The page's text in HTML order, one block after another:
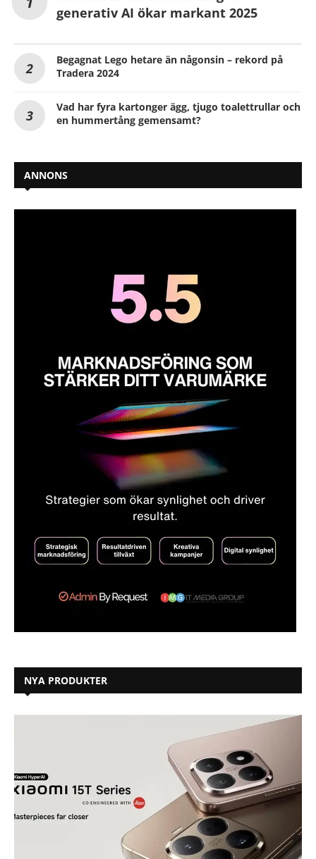
generativ AI ökar markant 2025
Begagnat Lego hetare än någonsin – rekord på
Tradera 2024
Vad har fyra kartonger ägg, tjugo toalettrullar och
en hummertång gemensamt?
ANNONS
NYA PRODUKTER